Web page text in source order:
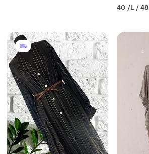
40 /L / 48